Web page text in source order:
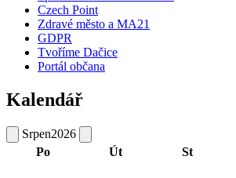
Czech Point
Zdravé město a MA21
GDPR
Tvoříme Dačice
Portál občana
Kalendář
Srpen2026
Po
Út St